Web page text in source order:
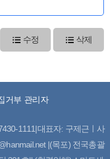
수정 삭제
거부 관리자
1111|대표자: 구제근ㅣ사
|(목포) 전국총괄